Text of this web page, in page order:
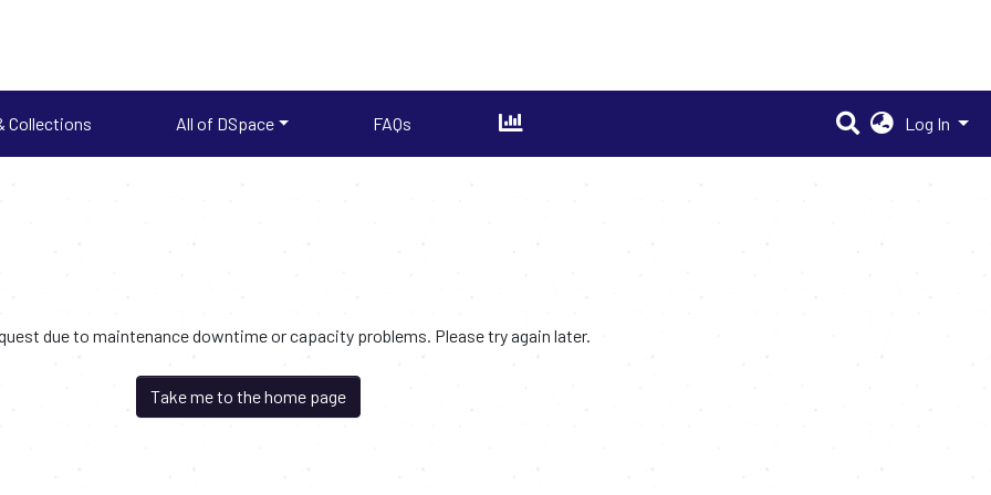
Collections All of DSpace FAQs Log In
due to maintenance downtime or capacity problems. Please try again later.
Take me to the home page